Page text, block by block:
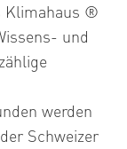
Klimahaus ®
und
werden
Schweizer